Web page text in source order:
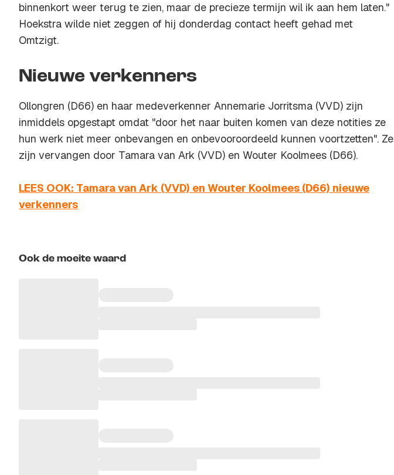
binnenkort weer terug te zien, maar de precieze termijn wil ik aan hem laten."
Hoekstra wilde niet zeggen of hij donderdag contact heeft gehad met
Omtzigt.
Nieuwe verkenners
Ollongren (D66) en haar medeverkenner Annemarie Jorritsma (VVD) zijn
inmiddels opgestapt omdat "door het naar buiten komen van deze notities ze
hun werk niet meer onbevangen en onbevooroordeeld kunnen voortzetten". Ze
zijn vervangen door Tamara van Ark (VVD) en Wouter Koolmees (D66).
LEES OOK: Tamara van Ark (VVD) en Wouter Koolmees (D66) nieuwe
verkenners
Ook de moeite waard